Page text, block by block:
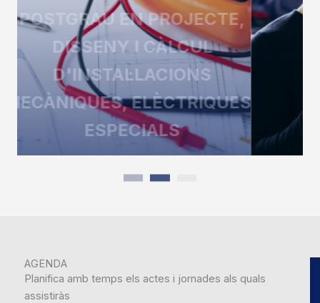
Aprèn a integrar persones, sistemes i dades.
POSTGRAUEN GESTIÓ
D'ACTIUS I INSTAL·LACIONS
4.0.
AGENDA
Planifica amb temps els actes i jornades als quals
assistiràs